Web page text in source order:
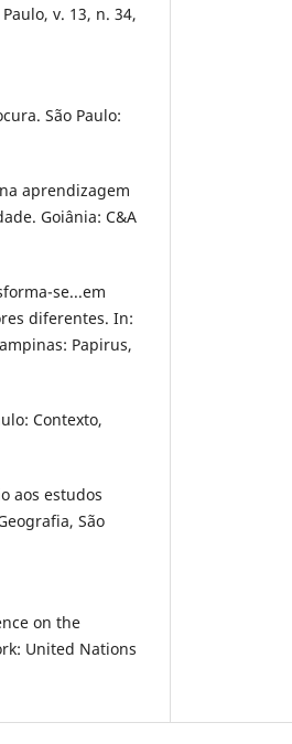
v. 13, n. 34,
São Paulo:
na aprendizagem
Goiânia: C&A
se...em
diferentes. In:
Papirus,
Contexto,
aos estudos
São
on the
United Nations